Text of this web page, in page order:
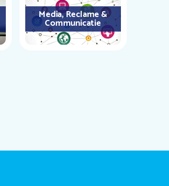
Media, Reclame &
Communicatie